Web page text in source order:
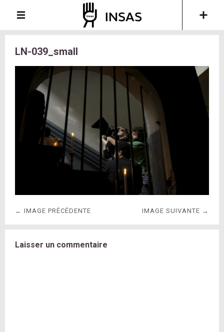
LN-039_small
← IMAGE PRÉCÉDENTE IMAGE SUIVANTE →
Laisser un commentaire